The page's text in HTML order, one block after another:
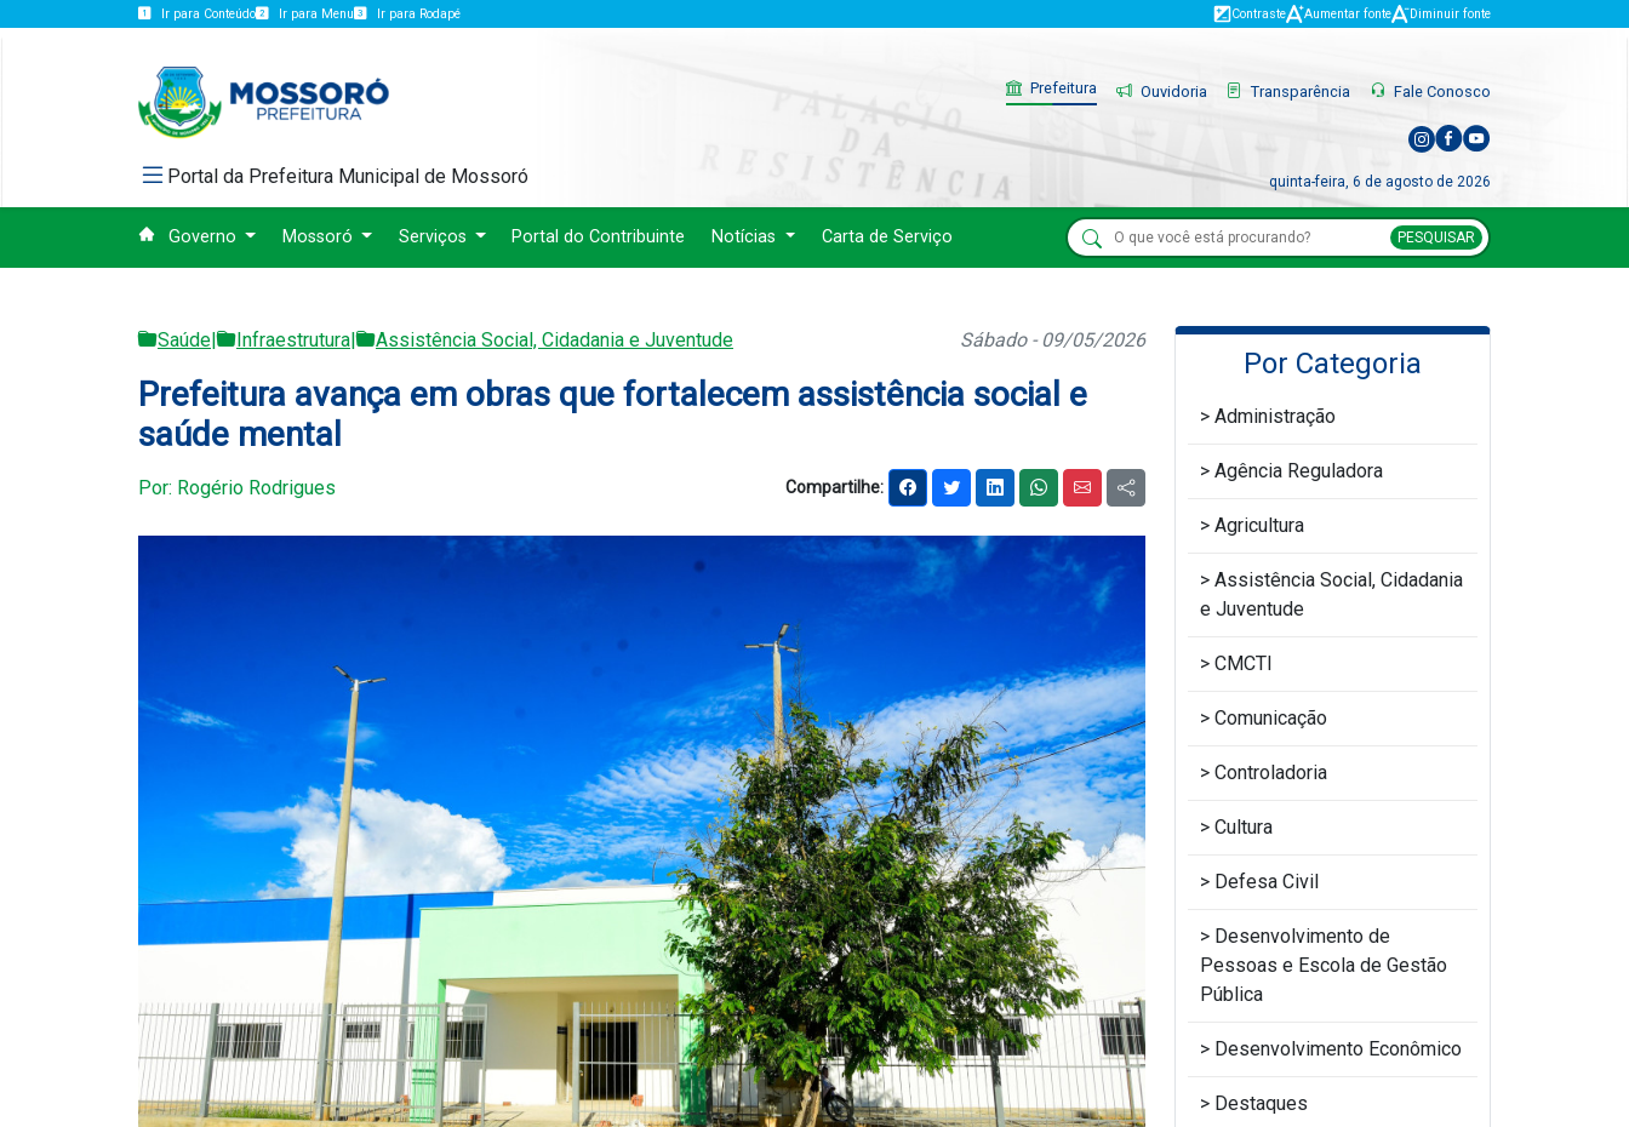
Ir para Conteúdo Ir para Menu Ir para Rodapé Contraste Aumentar fonte Diminuir fonte
Portal da Prefeitura Municipal de Mossoró
Prefeitura Ouvidoria Transparência Fale Conosco
quinta-feira, 6 de agosto de 2026
Governo Mossoró Serviços Portal do Contribuinte Notícias Carta de Serviço PESQUISAR
Saúde| Infraestrutura| Assistência Social, Cidadania e Juventude Sábado - 09/05/2026
Prefeitura avança em obras que fortalecem assistência social e
saúde mental
Por: Rogério Rodrigues Compartilhe:
Por Categoria
Administração
Agência Reguladora
Agricultura
Assistência Social, Cidadania
e Juventude
CMCTI
Comunicação
Controladoria
Cultura
Defesa Civil
Desenvolvimento de
Pessoas e Escola de Gestão
Pública
Desenvolvimento Econômico
Destaques